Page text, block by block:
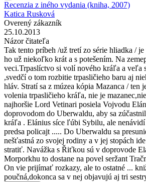
Recenzia z iného vydania (kniha, 2007)
Katica Rusková
Overený zákazník
25.10.2013
Názor čitateľa
Tak tento príbeh /už tretí zo série hliadka /
ho už niekoľko krát a s potešením. Na
veci.Trpaslíctvo si volí nového kráľa a veľa
,svedčí o tom rozbitie trpasličieho baru aj
hláv. Stratí sa z múzea kópia Mazanca / ten
volenia trpasličieho kráľa, nie je
najhoršie Lord Vetinari posiela Vojvodu
doprovodom do Uberwaldu, aby sa
kráľa . Elánius síce ľúbi Sybilu, ale
predsa policajt ..... Do Uberwaldu sa
nešťastná zo svojej rodiny a v jej stopách
stratiť. Navážka s Řiťkou sú v doprovode
Morporkhu to dostane na povel seržant
On vie prijímať rozkazy, ale to ostatné ...
poučná,dokonca sa v nej objavujú aj tri